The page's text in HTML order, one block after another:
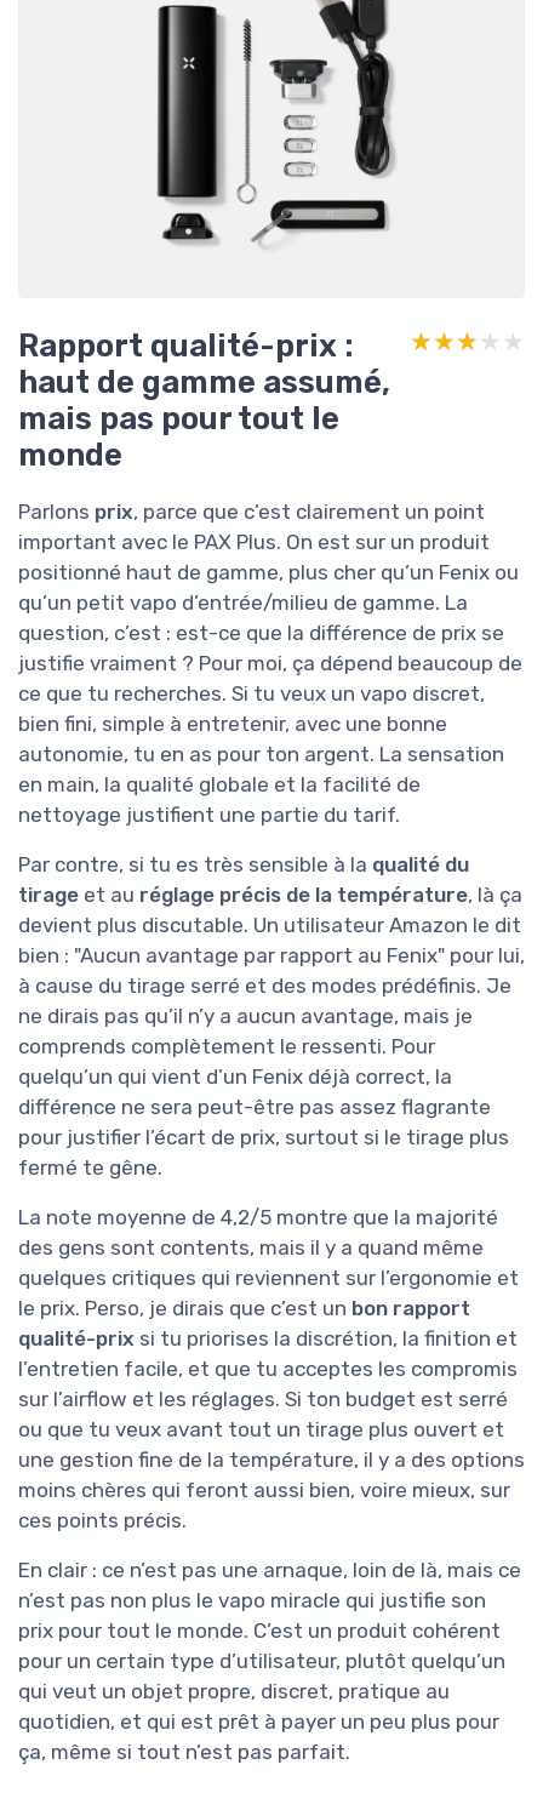
Rapport qualité-prix :
haut de gamme assumé,
mais pas pour tout le
monde
★★★★★
★★★★★
Parlons prix, parce que c’est clairement un point
important avec le PAX Plus. On est sur un produit
positionné haut de gamme, plus cher qu’un Fenix ou
qu’un petit vapo d’entrée/milieu de gamme. La
question, c’est : est-ce que la différence de prix se
justifie vraiment ? Pour moi, ça dépend beaucoup de
ce que tu recherches. Si tu veux un vapo discret,
bien fini, simple à entretenir, avec une bonne
autonomie, tu en as pour ton argent. La sensation
en main, la qualité globale et la facilité de
nettoyage justifient une partie du tarif.
Par contre, si tu es très sensible à la qualité du
tirage et au réglage précis de la température, là ça
devient plus discutable. Un utilisateur Amazon le dit
bien : "Aucun avantage par rapport au Fenix" pour lui,
à cause du tirage serré et des modes prédéfinis. Je
ne dirais pas qu’il n’y a aucun avantage, mais je
comprends complètement le ressenti. Pour
quelqu’un qui vient d’un Fenix déjà correct, la
différence ne sera peut-être pas assez flagrante
pour justifier l’écart de prix, surtout si le tirage plus
fermé te gêne.
La note moyenne de 4,2/5 montre que la majorité
des gens sont contents, mais il y a quand même
quelques critiques qui reviennent sur l’ergonomie et
le prix. Perso, je dirais que c’est un bon rapport
qualité-prix si tu priorises la discrétion, la finition et
l’entretien facile, et que tu acceptes les compromis
sur l’airflow et les réglages. Si ton budget est serré
ou que tu veux avant tout un tirage plus ouvert et
une gestion fine de la température, il y a des options
moins chères qui feront aussi bien, voire mieux, sur
ces points précis.
En clair : ce n’est pas une arnaque, loin de là, mais ce
n’est pas non plus le vapo miracle qui justifie son
prix pour tout le monde. C’est un produit cohérent
pour un certain type d’utilisateur, plutôt quelqu’un
qui veut un objet propre, discret, pratique au
quotidien, et qui est prêt à payer un peu plus pour
ça, même si tout n’est pas parfait.